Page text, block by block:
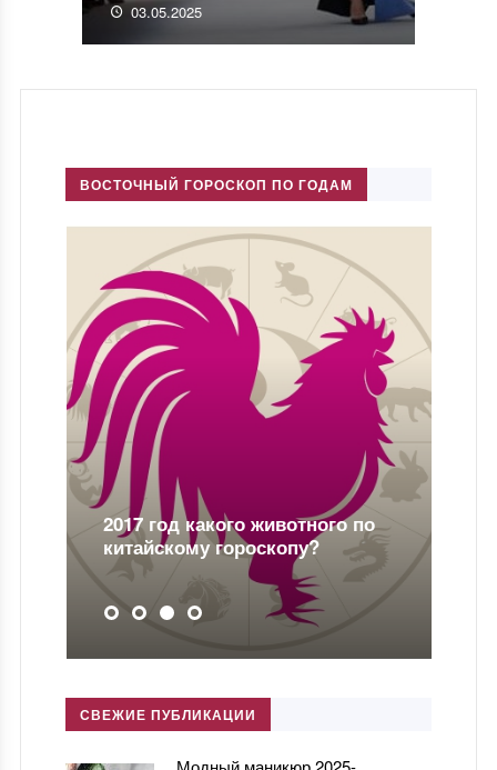
03.05.2025
ВОСТОЧНЫЙ ГОРОСКОП ПО ГОДАМ
2018 год какого животного —
гороскоп от астролога
СВЕЖИЕ ПУБЛИКАЦИИ